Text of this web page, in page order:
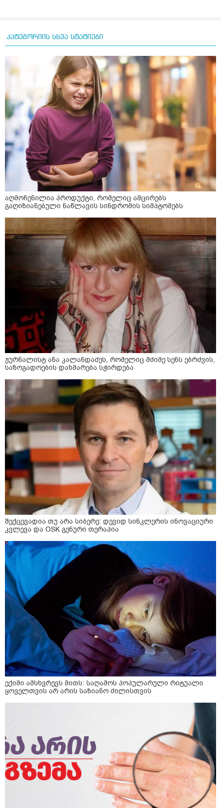
კატეგორიის სხვა სტატიები
აღმოჩენილია პროდუქტი, რომელიც ამცირებს
გაღიზიანებული ნაწლავის სინდრომის სიმპტომებს
ჟურნალისტ ანა კალანდაძეს, რომელიც მძიმე სენს ებრძვის,
საზოგადოების დახმარება სჭირდება
შექცევადია თუ არა სიბერე: დევიდ სინკლერის ინოვაციური
კვლევა და OSK გენური თერაპია
ექიმი ამსხვრევს მითს: საღამოს პოპულარული რიტუალი
ყოველთვის არ არის საზიანო ძილისთვის